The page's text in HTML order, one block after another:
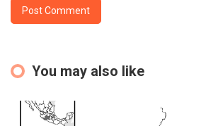
You may also like